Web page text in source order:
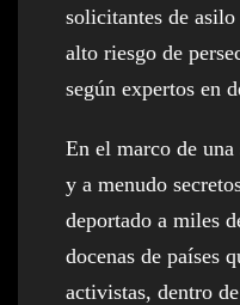
solicitantes de
alto riesgo de
según expertos en
En el marco de
y a menudo
deportado a miles
docenas de países
activistas, dentro